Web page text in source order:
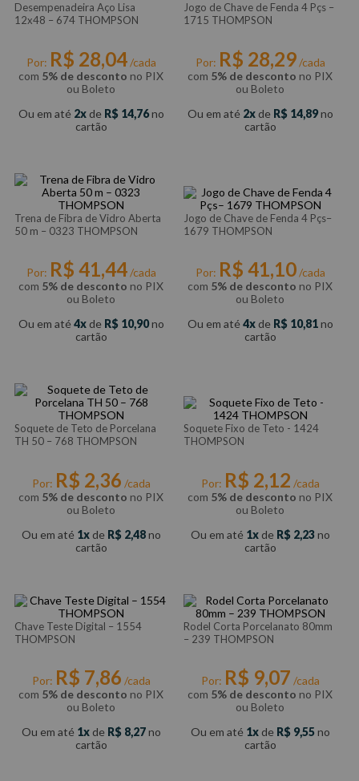
Desempenadeira Aço Lisa
12x48 – 674 THOMPSON
Por: R$ 28,04/cada
com 5% de desconto no PIX
ou Boleto
Ou em até 2 de R$ 14,76no
cartão
Jogo de Chave de Fenda 4 Pçs –
1715 THOMPSON
Por: R$ 28,29/cada
com 5% de desconto no PIX
ou Boleto
Ou em até 2 de R$ 14,89no
cartão
Trena de Fibra de Vidro Aberta
50 m – 0323 THOMPSON
Por: R$ 41,44/cada
com 5% de desconto no PIX
ou Boleto
Ou em até 4 de R$ 10,90no
cartão
Jogo de Chave de Fenda 4 Pçs–
1679 THOMPSON
Por: R$ 41,10/cada
com 5% de desconto no PIX
ou Boleto
Ou em até 4 de R$ 10,81no
cartão
Soquete de Teto de Porcelana
TH 50 – 768 THOMPSON
Por: R$ 2,36 /cada
com 5% de desconto no PIX
ou Boleto
Ou em até 1 de R$ 2,48no
cartão
Soquete Fixo de Teto - 1424
THOMPSON
Por: R$ 2,12 /cada
com 5% de desconto no PIX
ou Boleto
Ou em até 1 de R$ 2,23no
cartão
Chave Teste Digital – 1554
THOMPSON
Por: R$ 7,86 /cada
com 5% de desconto no PIX
ou Boleto
Ou em até 1 de R$ 8,27no
cartão
Rodel Corta Porcelanato 80mm
– 239 THOMPSON
Por: R$ 9,07 /cada
com 5% de desconto no PIX
ou Boleto
Ou em até 1 de R$ 9,55no
cartão